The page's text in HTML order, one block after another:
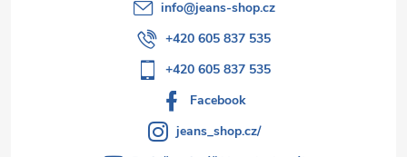
info@jeans-shop.cz
+420 605 837 535
+420 605 837 535
Facebook
jeans_shop.cz/